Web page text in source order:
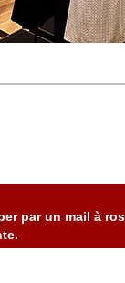
par un mail à